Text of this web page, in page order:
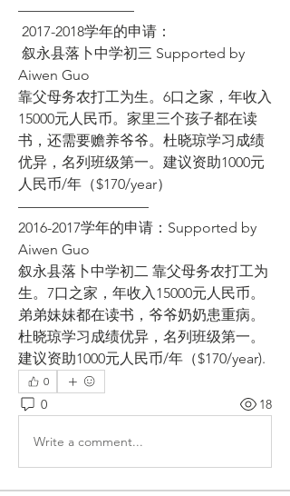
————————
2017-2018学年的申请：
Aiwen Guo
靠父母务农打工为生。6口之家，年收入
15000元人民币。家里三个孩子都在读
书，还需要赡养爷爷。杜晓琼学习成绩
优异，名列班级第一。建议资助1000元
人民币/年（$170/year）
—————————
2016-2017学年的申请：Supported by
Aiwen Guo
叙永县落卜中学初二 靠父母务农打工为
生。7口之家，年收入15000元人民币。
弟弟妹妹都在读书，爷爷奶奶患重病。
杜晓琼学习成绩优异，名列班级第一。
建议资助1000元人民币/年（$170/year).
0
0 18
Write a comment...